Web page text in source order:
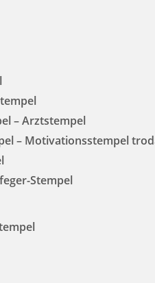
– Arztstempel
– Motivationsstempel
Stempel
Gelb mit integriertem